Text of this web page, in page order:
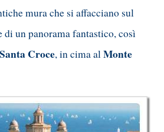
mura che si affacciano sul
di un panorama fantastico, così
Croce, in cima alMonte